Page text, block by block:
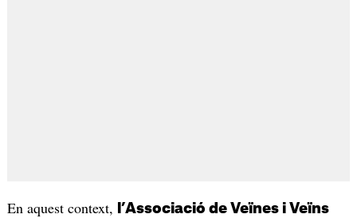
En aquest context,
l’Associació de Veïnes i Veïns